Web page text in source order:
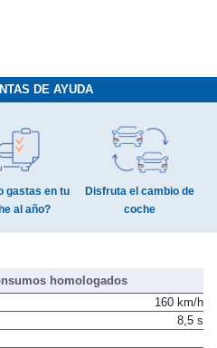
DE AYUDA
gastas en tu
al año?
Disfruta el cambio de
coche
homologados
160 km/h
8,5 s